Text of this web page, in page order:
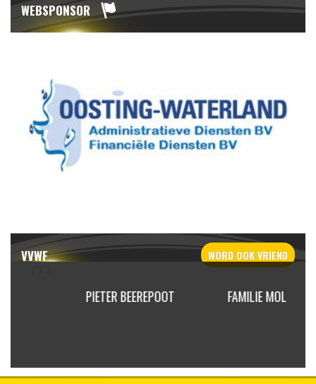
WEBSPONSOR
VVWF WORD OOKVRIEND
PIETER BEEREPOOT FAMILIE MOL